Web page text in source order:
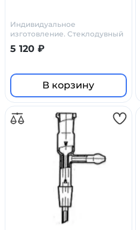
Индивидуальное
изготовление. Стеклодувный
цех Primelab
5 120 ₽
В корзину